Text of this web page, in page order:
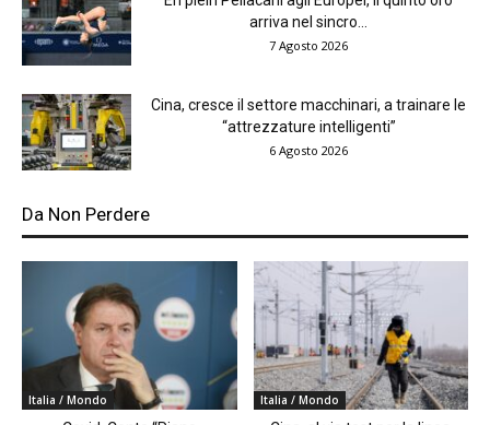
arriva nel sincro...
7 Agosto 2026
Cina, cresce il settore macchinari, a trainare le
“attrezzature intelligenti”
6 Agosto 2026
Da Non Perdere
Italia / Mondo Italia / Mondo